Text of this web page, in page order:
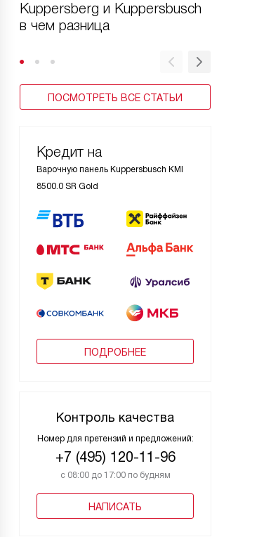
Kuppersberg и Kuppersbusch
в чем разница
ПОСМОТРЕТЬ ВСЕ СТАТЬИ
Кредит на
Варочную панель Kuppersbusch KMI
8500.0 SR Gold
ПОДРОБНЕЕ
Контроль качества
Номер для претензий и предложений:
+7 (495) 120-11-96
с 08:00 до 17:00 по будням
НАПИСАТЬ